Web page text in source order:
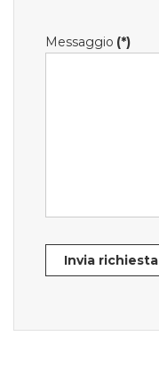
Messaggio (*)
Invia richiesta